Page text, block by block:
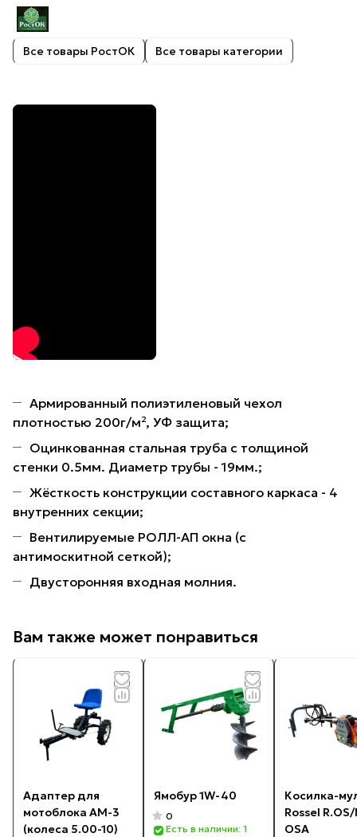
Все товары РостОК Все товары категории
Армированный полиэтиленовый чехол
плотностью 200г/м², УФ защита;
Оцинкованная стальная труба с толщиной
стенки 0.5мм. Диаметр трубы - 19мм.;
Жёсткость конструкции составного каркаса - 4
внутренних секции;
Вентилируемые РОЛЛ-АП окна (с
антимоскитной сеткой);
Двусторонняя входная молния.
Вам также может понравиться
Адаптер для
мотоблока АМ-3
(колеса 5.00-10)
Ямобур 1W-40
0
Есть в наличии: 1
Косилка-
Rossel
OSA